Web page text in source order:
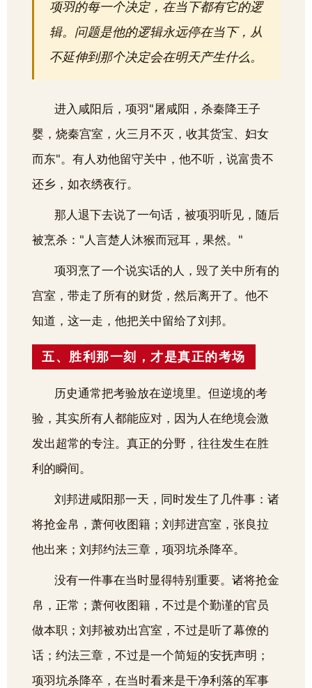
项羽的每一个决定，在当下都有它的逻
辑。问题是他的逻辑永远停在当下，从
不延伸到那个决定会在明天产生什么。
进入咸阳后，项羽"屠咸阳，杀秦降王子
婴，烧秦宫室，火三月不灭，收其货宝、妇女
而东"。有人劝他留守关中，他不听，说富贵不
还乡，如衣绣夜行。
那人退下去说了一句话，被项羽听见，随后
被烹杀："人言楚人沐猴而冠耳，果然。"
项羽烹了一个说实话的人，毁了关中所有的
宫室，带走了所有的财货，然后离开了。他不
知道，这一走，他把关中留给了刘邦。
五、胜利那一刻，才是真正的考场
历史通常把考验放在逆境里。但逆境的考
验，其实所有人都能应对，因为人在绝境会激
发出超常的专注。真正的分野，往往发生在胜
利的瞬间。
刘邦进咸阳那一天，同时发生了几件事：诸
将抢金帛，萧何收图籍；刘邦进宫室，张良拉
他出来；刘邦约法三章，项羽坑杀降卒。
没有一件事在当时显得特别重要。诸将抢金
帛，正常；萧何收图籍，不过是个勤谨的官员
做本职；刘邦被劝出宫室，不过是听了幕僚的
话；约法三章，不过是一个简短的安抚声明；
项羽坑杀降卒，在当时看来是干净利落的军事